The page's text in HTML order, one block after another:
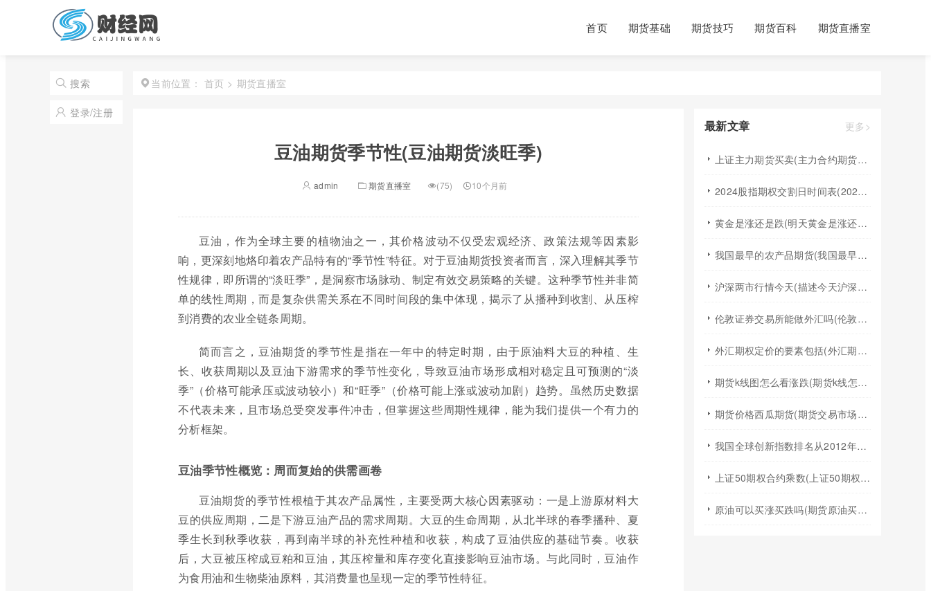
首页 期货基础 期货技巧 期货百科 期货直播室
搜索
登录/注册
当前位置： 首页 > 期货直播室
豆油期货季节性(豆油期货淡旺季)
admin 期货直播室 (75) 10个月前
豆油，作为全球主要的植物油之一，其价格波动不仅受宏观经济、政策法规等因素影
响，更深刻地烙印着农产品特有的“季节性”特征。对于豆油期货投资者而言，深入理解其季节
性规律，即所谓的“淡旺季”，是洞察市场脉动、制定有效交易策略的关键。这种季节性并非简
单的线性周期，而是复杂供需关系在不同时间段的集中体现，揭示了从播种到收割、从压榨
到消费的农业全链条周期。
简而言之，豆油期货的季节性是指在一年中的特定时期，由于原油料大豆的种植、生
长、收获周期以及豆油下游需求的季节性变化，导致豆油市场形成相对稳定且可预测的“淡
季”（价格可能承压或波动较小）和“旺季”（价格可能上涨或波动加剧）趋势。虽然历史数据
不代表未来，且市场总受突发事件冲击，但掌握这些周期性规律，能为我们提供一个有力的
分析框架。
豆油季节性概览：周而复始的供需画卷
豆油期货的季节性根植于其农产品属性，主要受两大核心因素驱动：一是上游原材料大
豆的供应周期，二是下游豆油产品的需求周期。大豆的生命周期，从北半球的春季播种、夏
季生长到秋季收获，再到南半球的补充性种植和收获，构成了豆油供应的基础节奏。收获
后，大豆被压榨成豆粕和豆油，其压榨量和库存变化直接影响豆油市场。与此同时，豆油作
为食用油和生物柴油原料，其消费量也呈现一定的季节性特征。
最新文章 更多>
上证主力期货买卖(主力合约期货市场大盘)
2024股指期权交割日时间表(2024股指期货交割日)
黄金是涨还是跌(明天黄金是涨还是跌)
我国最早的农产品期货(我国最早的农产品期货交易合约的品种是)
沪深两市行情今天(描述今天沪深两市早盘交易情况)
伦敦证券交易所能做外汇吗(伦敦证券交易所交易规则)
外汇期权定价的要素包括(外汇期权定价模型)
期货k线图怎么看涨跌(期货k线怎么看均线图)
期货价格西瓜期货(期货交易市场价格)
我国全球创新指数排名从2012年的(我国全球创新指数排名不断跃升得益于什么)
上证50期权合约乘数(上证50期权t0)
原油可以买涨买跌吗(期货原油买涨买跌)